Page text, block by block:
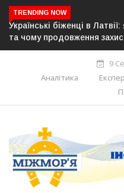
TRENDING NOW
життя
важливим
У понад
9
Аналітика